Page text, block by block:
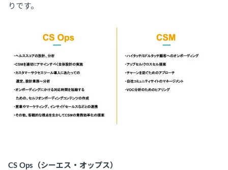
りです。
CS Ops（シーエス・オップス）